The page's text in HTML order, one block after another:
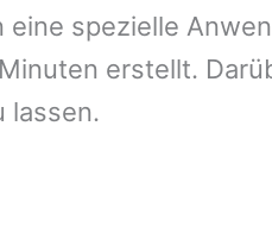
spezielle
erstellt.
lassen.